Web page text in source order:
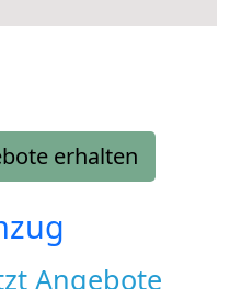
erhalten
Angebote